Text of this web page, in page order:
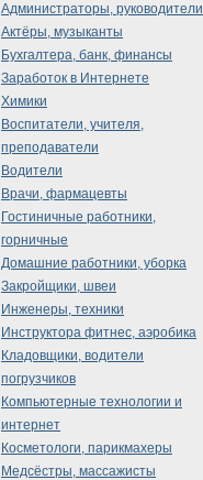
Администраторы, руководители
Актёры, музыканты
Бухгалтера, банк, финансы
Заработок в Интернете
Химики
Воспитатели, учителя,
преподаватели
Водители
Врачи, фармацевты
Гостиничные работники,
горничные
Домашние работники, уборка
Закройщики, швеи
Инженеры, техники
Инструктора фитнес, аэробика
Кладовщики, водители
погрузчиков
Компьютерные технологии и
интернет
Косметологи, парикмахеры
Медсёстры, массажисты